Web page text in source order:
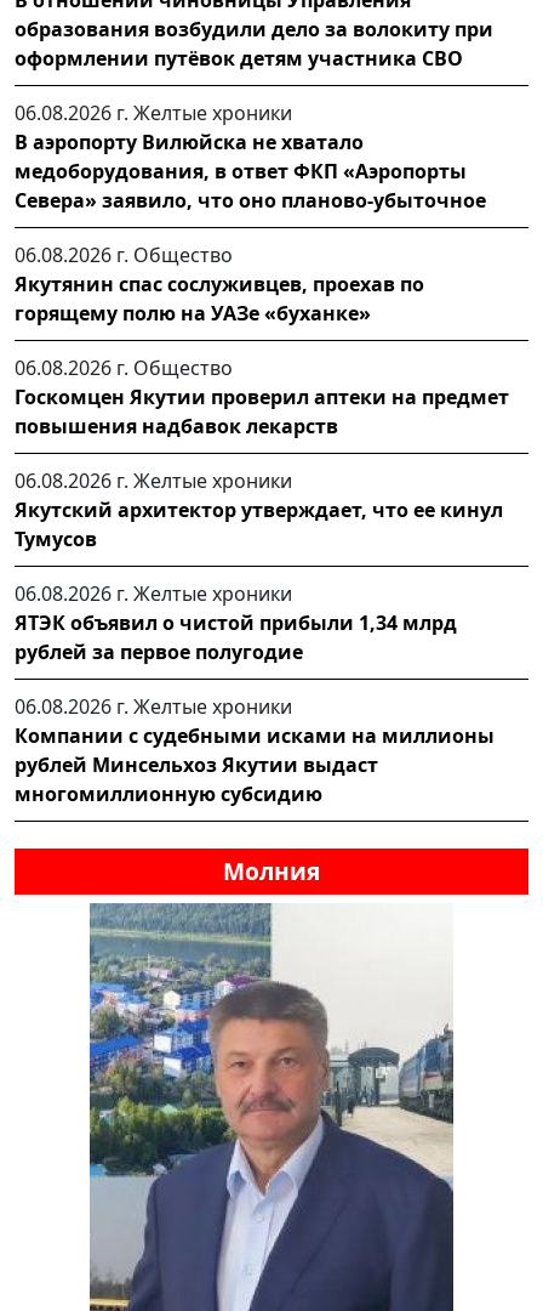
образования возбудили дело за волокиту при
оформлении путёвок детям участника СВО
06.08.2026 г. Желтые хроники
В аэропорту Вилюйска не хватало
медоборудования, в ответ ФКП «Аэропорты
Севера» заявило, что оно планово-убыточное
06.08.2026 г. Общество
Якутянин спас сослуживцев, проехав по
горящему полю на УАЗе «буханке»
06.08.2026 г. Общество
Госкомцен Якутии проверил аптеки на предмет
повышения надбавок лекарств
06.08.2026 г. Желтые хроники
Якутский архитектор утверждает, что ее кинул
Тумусов
06.08.2026 г. Желтые хроники
ЯТЭК объявил о чистой прибыли 1,34 млрд
рублей за первое полугодие
06.08.2026 г. Желтые хроники
Компании с судебными исками на миллионы
рублей Минсельхоз Якутии выдаст
многомиллионную субсидию
Молния